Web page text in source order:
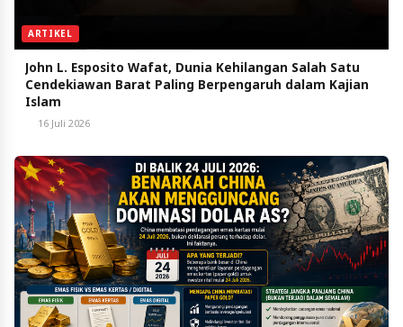
ARTIKEL
John L. Esposito Wafat, Dunia Kehilangan Salah Satu
Cendekiawan Barat Paling Berpengaruh dalam Kajian
Islam
16 Juli 2026